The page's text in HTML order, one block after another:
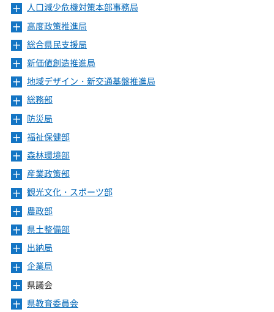
メ
ニ
ュ
ー
を
開
き
ま
す
人口減少危機対策本部事務局
メ
ニ
ュ
ー
を
開
き
ま
す
高度政策推進局
メ
ニ
ュ
ー
開
き
ま
す
総合県民支援局
メ
ニ
ュ
ー
を
開
き
ま
す
新価値創造推進局
メ
ニ
ュ
ー
を
開
き
ま
す
地域デザイン・新交通基盤推進局
メ
ニ
ュ
ー
を
開
き
ま
す
総務部
メ
ニ
ュ
ー
を
開
き
ま
す
防災局
メ
ニ
ュ
ー
開
き
ま
す
福祉保健部
メ
ニ
ュ
ー
を
開
き
ま
す
森林環境部
メ
ニ
ュ
ー
を
開
き
ま
す
産業政策部
メ
ニ
ュ
ー
を
開
き
ま
す
観光文化・スポーツ部
メ
ニ
ュ
ー
を
開
き
ま
す
農政部
メ
ニ
ュ
ー
を
開
き
県土整備部
メ
ニ
ュ
ー
を
開
出納局
メ
ニ
ュ
ー
企業局
メ
ニ
ュ
県議会
メ
県教育委員会